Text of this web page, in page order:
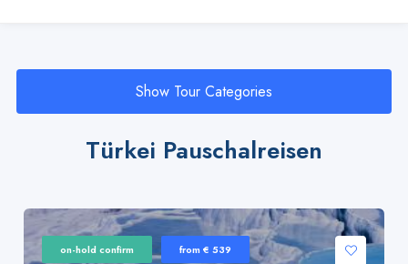
Show Tour Categories
Türkei Pauschalreisen
on-hold confirm from € 539